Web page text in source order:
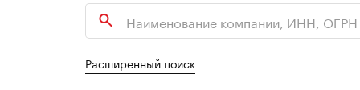
Расширенный поиск